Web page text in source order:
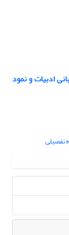
ادبیات و نمود
تفصیلی